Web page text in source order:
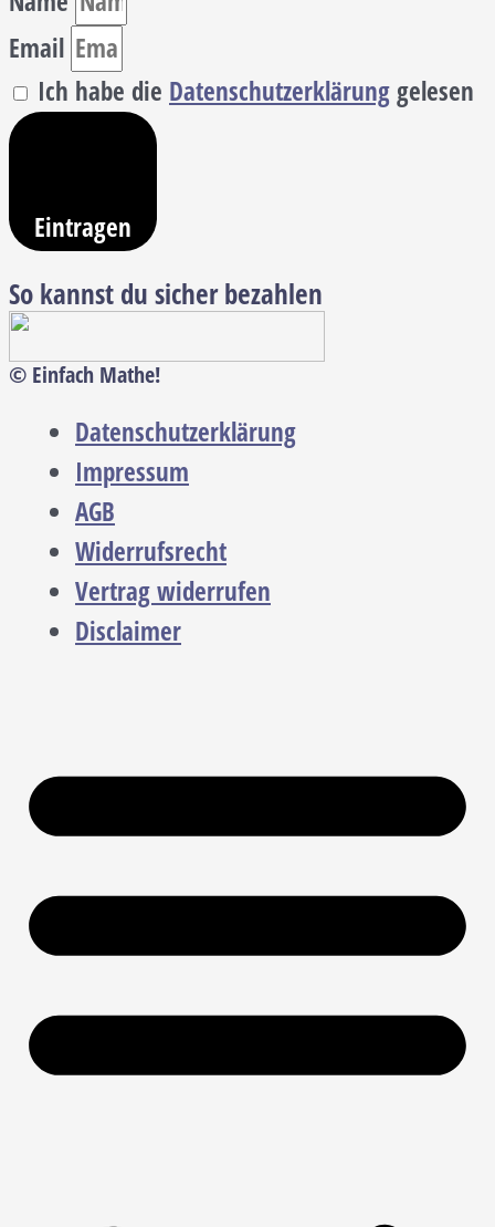
Email
Ich habe die Datenschutzerklärunggelesen
Eintragen
So kannst du sicher bezahlen
© Einfach Mathe!
Datenschutzerklärung
Impressum
AGB
Widerrufsrecht
Vertrag widerrufen
Disclaimer